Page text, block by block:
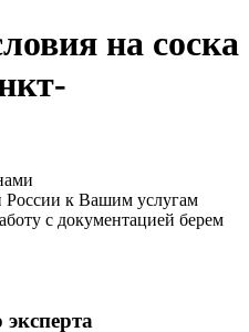
на соска
России к Вашим услугам
с документацией берем